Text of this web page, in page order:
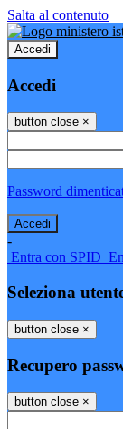
Salta al contenuto
Accedi
Accedi
button close ×
Password
-
Entra con SPID
Seleziona
button close ×
Recupero
button close ×